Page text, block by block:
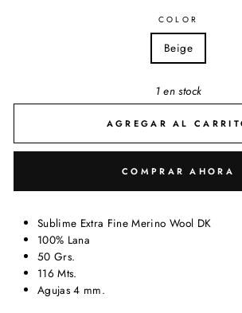
COLOR
Beige
1 en stock
AGREGAR AL
COMPRAR AHORA
Sublime Extra Fine Merino Wool DK
100% Lana
50 Grs.
116 Mts.
Agujas 4 mm.